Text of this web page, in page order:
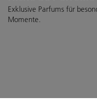
Exklusive Parfums für
Momente.